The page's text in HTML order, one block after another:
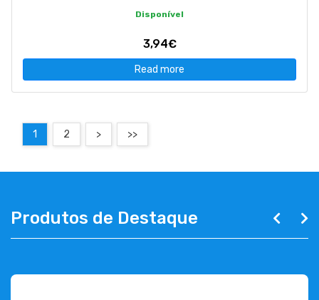
Disponível
3,94€
Read more
1 2 > >>
Produtos de Destaque